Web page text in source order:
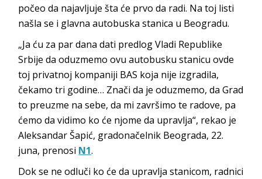
počeo da najavljuje šta će prvo da radi. Na toj listi
našla se i glavna autobuska stanica u Beogradu.
„Ja ću za par dana dati predlog Vladi Republike
Srbije da oduzmemo ovu autobusku stanicu ovde
toj privatnoj kompaniji BAS koja nije izgradila,
čekamo tri godine… Znači da je oduzmemo, da Grad
to preuzme na sebe, da mi završimo te radove, pa
ćemo da vidimo ko će njome da upravlja“, rekao je
Aleksandar Šapić, gradonačelnik Beograda, 22.
juna, prenosi N1.
Dok se ne odluči ko će da upravlja stanicom, radnici